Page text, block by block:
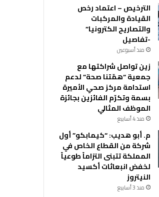
الترخيص – اعتماد رخص
القيادة والمركبات
والتصاريح الكترونيا”
-تفاصيل
منذ أسبوعين
زين تواصل شراكتها مع
جمعية “همّتنا صحة” لدعم
استدامة مركز صحي الأميرة
بسمة وتكرّم الفائزين بجائزة
الموظف المثالي
منذ 4 أسابيع
م. أبو هديب: “كيمابكو” أول
شركة من القطاع الخاص في
المملكة تتبنى التزاماً طوعياً
لخفض انبعاثات أكسيد
النيتروز
منذ 3 أسابيع